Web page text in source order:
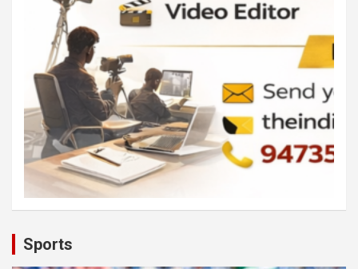
Sports